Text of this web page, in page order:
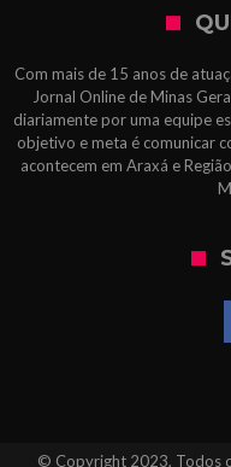
Com mais de 15 anos de
Jornal Online de Minas
diariamente por uma equipe
objetivo e meta é comunicar
acontecem em Araxá e
© Copyright 2023, Todos